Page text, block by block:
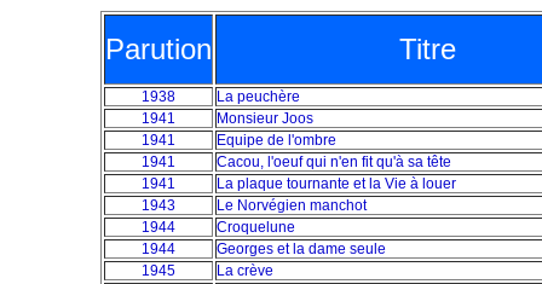
Parution Titre
1938
La peuchère
1941
Monsieur Joos
1941
Equipe de l'ombre
1941
Cacou, l'oeuf qui n'en fit qu'à sa tête
1941
La plaque tournante et la Vie à louer
1943
Le Norvégien manchot
1944
Croquelune
1944
Georges et la dame seule
1945
La crève